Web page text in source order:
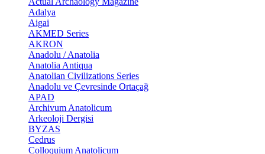
Adalya
Aigai
AKMED Series
AKRON
Anadolu / Anatolia
Anatolia Antiqua
Anatolian Civilizations Series
Anadolu ve Çevresinde Ortaçağ
APAD
Archivum Anatolicum
Arkeoloji Dergisi
BYZAS
Cedrus
Colloquium Anatolicum